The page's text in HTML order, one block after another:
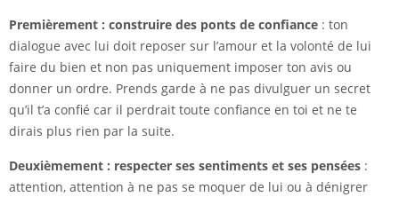
Premièrement : construire des ponts de confiance : ton
dialogue avec lui doit reposer sur l’amour et la volonté de lui
faire du bien et non pas uniquement imposer ton avis ou
donner un ordre. Prends garde à ne pas divulguer un secret
qu’il t’a confié car il perdrait toute confiance en toi et ne te
dirais plus rien par la suite.
Deuxièmement : respecter ses sentiments et ses pensées :
attention, attention à ne pas se moquer de lui ou à dénigrer